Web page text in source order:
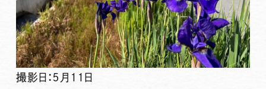
撮影日：５月１１日